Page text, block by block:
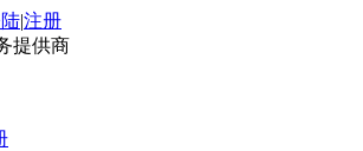
|注册
提供商